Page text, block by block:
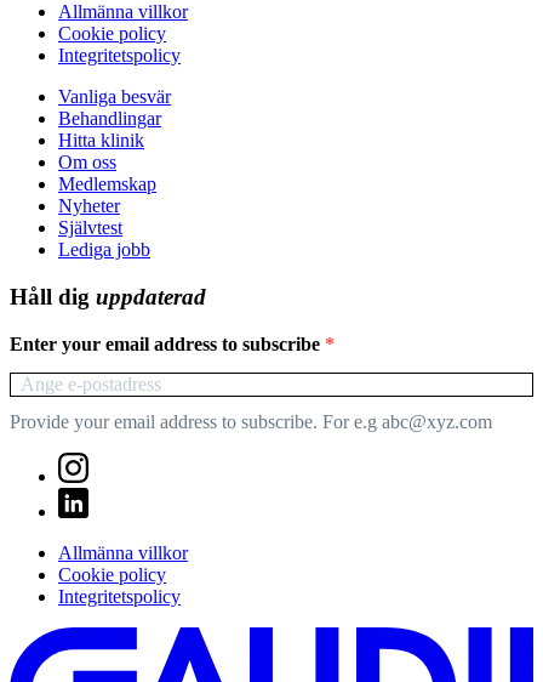
Allmänna villkor
Cookie policy
Integritetspolicy
Vanliga besvär
Behandlingar
Hitta klinik
Om oss
Medlemskap
Nyheter
Självtest
Lediga jobb
Håll dig uppdaterad
Enter your email address to subscribe
Provide your email address to subscribe. For e.g abc@xyz.com
Allmänna villkor
Cookie policy
Integritetspolicy